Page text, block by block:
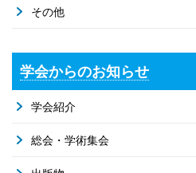
その他
学会からのお知らせ
学会紹介
総会・学術集会